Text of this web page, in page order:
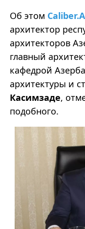
Об этом
архитектор
архитекторов
главный
кафедрой
архитектуры и
Касимзаде,
подобного.